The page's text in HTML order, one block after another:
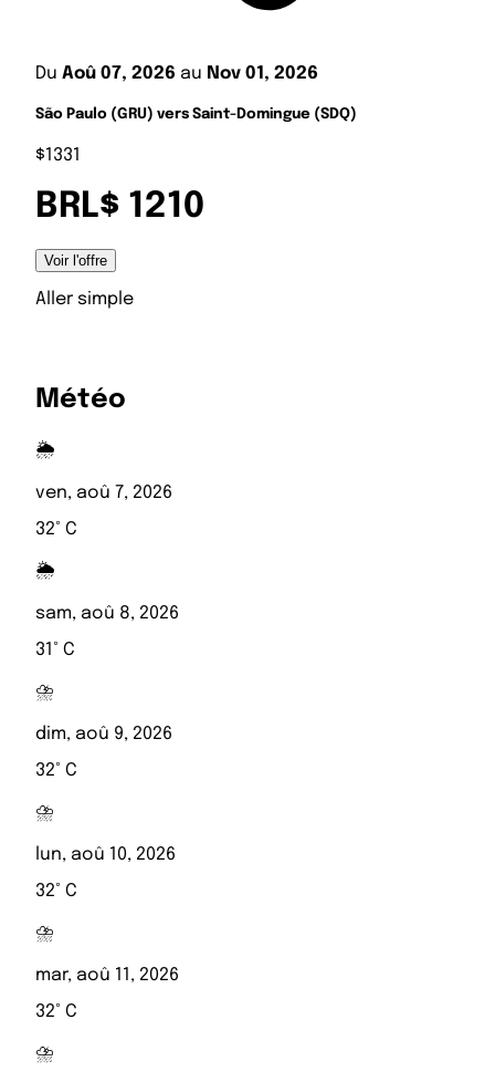
Du Aoû 07, 2026 au Nov 01, 2026
São Paulo (GRU) vers Saint-Domingue (SDQ)
$1331
BRL$ 1210
Voir l'offre
Aller simple
Météo
🌦️
ven, aoû 7, 2026
32° C
🌦️
sam, aoû 8, 2026
31° C
⛈️
dim, aoû 9, 2026
32° C
⛈️
lun, aoû 10, 2026
32° C
⛈️
mar, aoû 11, 2026
32° C
⛈️